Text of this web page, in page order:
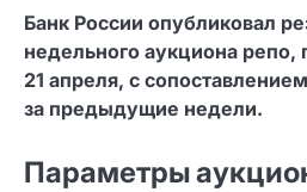
Банк России опубликовал
недельного аукциона репо,
21 апреля, с
за предыдущие недели.
Параметры